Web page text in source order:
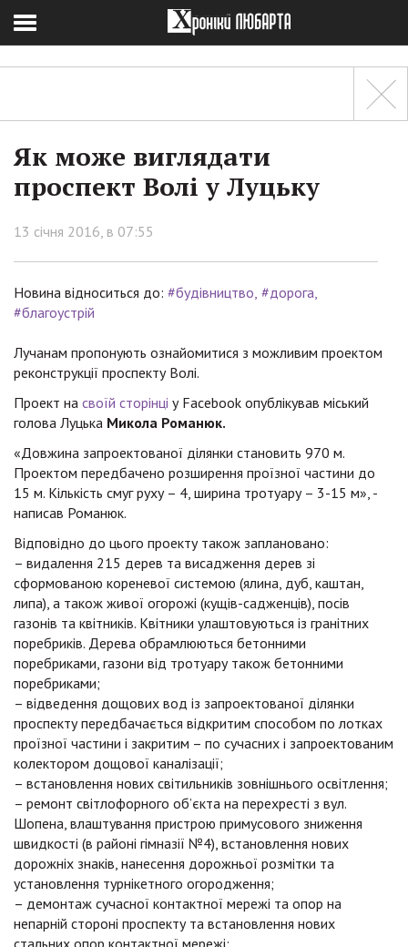
Як може виглядати
проспект Волі у Луцьку
13 січня 2016, в 07:55
Новина відноситься до: #будівництво #дорога
#благоустрій
Лучанам пропонують ознайомитися з можливим проектом
реконструкції проспекту Волі.
Проект на своїй сторінці у Facebook опублікував міський
голова Луцька Микола Романюк.
«Довжина запроектованої ділянки становить 970 м.
Проектом передбачено розширення проїзної частини до
15 м. Кількість смуг руху – 4, ширина тротуару – 3-15 м», -
написав Романюк.
Відповідно до цього проекту також заплановано:
– видалення 215 дерев та висадження дерев зі
сформованою кореневої системою (ялина, дуб, каштан,
липа), а також живої огорожі (кущів-садженців), посів
газонів та квітників. Квітники улаштовуються із гранітних
поребриків. Дерева обрамлюються бетонними
поребриками, газони від тротуару також бетонними
поребриками;
– відведення дощових вод із запроектованої ділянки
проспекту передбачається відкритим способом по лотках
проїзної частини і закритим – по сучасних і запроектованим
колектором дощової каналізації;
– встановлення нових світильників зовнішнього освітлення;
– ремонт світлофорного об’єкта на перехресті з вул.
Шопена, влаштування пристрою примусового зниження
швидкості (в районі гімназії №4), встановлення нових
дорожніх знаків, нанесення дорожньої розмітки та
установлення турнікетного огородження;
– демонтаж сучасної контактної мережі та опор на
непарній стороні проспекту та встановлення нових
стальних опор контактної мережі;